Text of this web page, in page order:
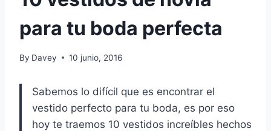
para tu boda perfecta
By Davey 10 junio, 2016
Sabemos lo difícil que es encontrar el
vestido perfecto para tu boda, es por eso
hoy te traemos 10 vestidos increíbles hechos